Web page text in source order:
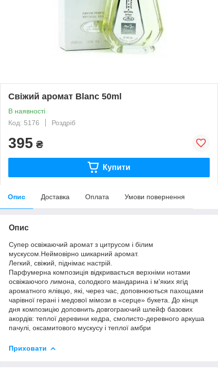
Свіжий аромат Blanc 50ml
В наявності
Код: 5176
Роздріб
395 ₴
Купити
Опис Доставка Оплата Умови повернення
Опис
Супер освіжаючий аромат з цитрусом і білим
мускусом.Неймовірно шикарний аромат.
Легкий, свіжий, піднімає настрій.
Парфумерна композиція відкривається верхніми нотами
освіжаючого лимона, солодкого мандарина і м'яких ягід
ароматного ялівцю, які, через час, доповнюються пахощами
чарівної герані і медової мімози в «серце» букета. До кінця
дня композицію доповнить довгограючий шлейф базових
акордів: теплої деревини кедра, смолисто-деревного аркуша
пачулі, оксамитового мускусу і теплої амбри
Приховати